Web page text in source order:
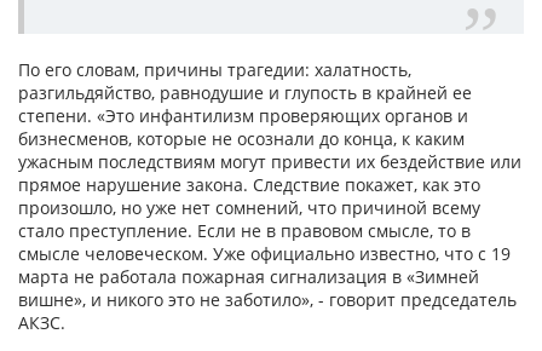
По его словам, причины трагедии: халатность,
разгильдяйство, равнодушие и глупость в крайней ее
степени. «Это инфантилизм проверяющих органов и
бизнесменов, которые не осознали до конца, к каким
ужасным последствиям могут привести их бездействие или
прямое нарушение закона. Следствие покажет, как это
произошло, но уже нет сомнений, что причиной всему
стало преступление. Если не в правовом смысле, то в
смысле человеческом. Уже официально известно, что с 19
марта не работала пожарная сигнализация в «Зимней
вишне», и никого это не заботило», - говорит председатель
АКЗС.